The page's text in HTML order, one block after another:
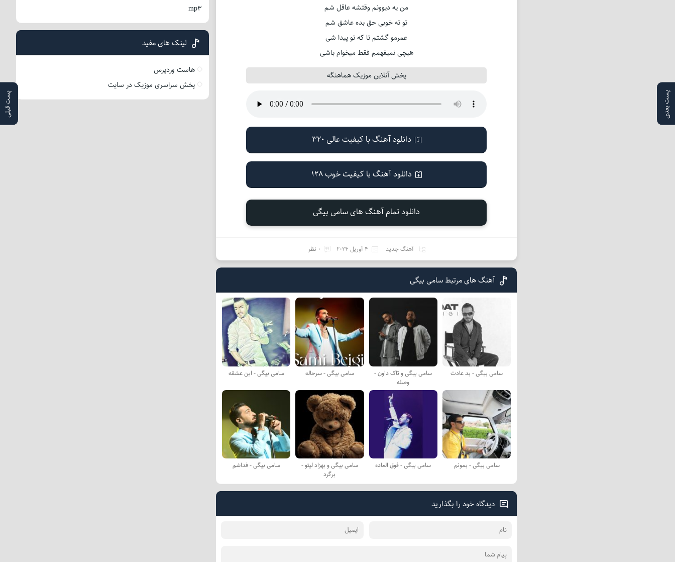
پست بعدی پست قبلی
من یه دیوونم وقتشه عاقل شم
تو ته خوبی حق بده عاشق شم
عمرمو گشتم تا که تو پیدا شی
هیچی نمیفهمم فقط میخوام باشی
پخش آنلاین موزیک هماهنگه
دانلود آهنگ با کیفیت عالی 320
دانلود آهنگ با کیفیت خوب 128
دانلود تمام آهنگ های سامی بیگی
آهنگ جدید 4 آوریل 2024 0 نظر
آهنگ های مرتبط سامی بیگی
سامی بیگی - بد عادت
سامی بیگی و تاک داون -
وصله
سامی بیگی - سرحاله سامی بیگی - این عشقه
سامی بیگی - بمونم سامی بیگی - فوق العاده
سامی بیگی و بهزاد لیتو -
برگرد
سامی بیگی - فداشم
دیدگاه خود را بگذارید
mp3
لینک های مفید
هاست وردپرس
پخش سراسری موزیک در سایت